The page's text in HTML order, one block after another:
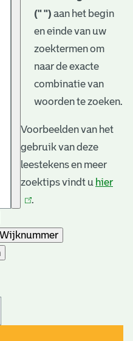
(" ") aan het begin
en einde van uw
zoektermen om
naar de exacte
combinatie van
woorden te zoeken.
Voorbeelden van het
gebruik van deze
leestekens en meer
zoektips vindt u hier
.
Wijknummer